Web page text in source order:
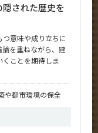
された歴史を
意味や成り立ちに
を重ねながら、建
ことを期待しま
や都市環境の保全